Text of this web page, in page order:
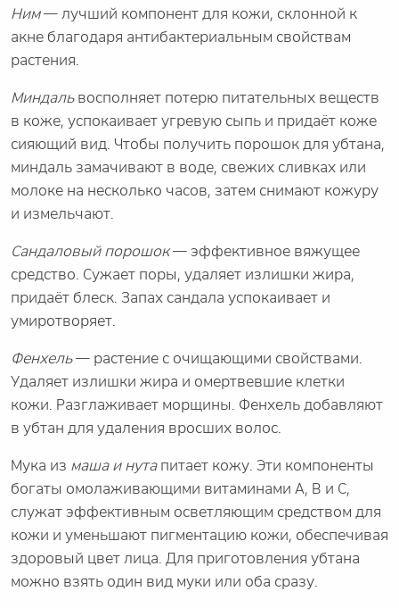
Ним— лучший компонент для кожи, склонной к
акне благодаря антибактериальным свойствам
растения.
Миндальвосполняет потерю питательных веществ
в коже, успокаивает угревую сыпь и придаёт коже
сияющий вид. Чтобы получить порошок для убтана,
миндаль замачивают в воде, свежих сливках или
молоке на несколько часов, затем снимают кожуру
и измельчают.
Сандаловый порошок— эффективное вяжущее
средство. Сужает поры, удаляет излишки жира,
придаёт блеск. Запах сандала успокаивает и
умиротворяет.
Фенхель— растение с очищающими свойствами.
Удаляет излишки жира и омертвевшие клетки
кожи. Разглаживает морщины. Фенхель добавляют
в убтан для удаления вросших волос.
Мука из маша и нутапитает кожу. Эти компоненты
богаты омолаживающими витаминами A, B и C,
служат эффективным осветляющим средством для
кожи и уменьшают пигментацию кожи, обеспечивая
здоровый цвет лица. Для приготовления убтана
можно взять один вид муки или оба сразу.